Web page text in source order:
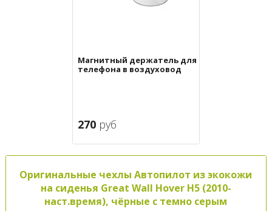
Магнитный держатель для
телефона в воздуховод
270 руб
Оригинальные чехлы Автопилот из экокожи
на сиденья Great Wall Hover H5 (2010-
наст.время), чёрные с темно серым